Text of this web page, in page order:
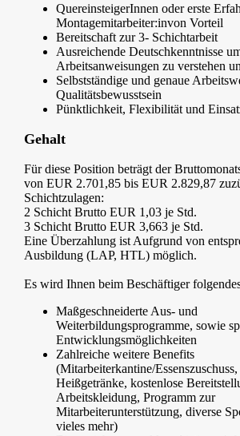
QuereinsteigerInnen oder erste
Montagemitarbeiter:invon Vorteil
Bereitschaft zur 3- Schichtarbeit
Ausreichende Deutschkenntnisse
Arbeitsanweisungen zu verstehen
Selbstständige und genaue
Qualitätsbewusstsein
Pünktlichkeit, Flexibilität und
Gehalt
Für diese Position beträgt der
von EUR 2.701,85 bis EUR 2.829,87
Schichtzulagen:
2 Schicht Brutto EUR 1,03 je Std.
3 Schicht Brutto EUR 3,663 je Std.
Eine Überzahlung ist Aufgrund von
Ausbildung (LAP, HTL) möglich.
Es wird Ihnen beim Beschäftiger
Maßgeschneiderte Aus- und
Weiterbildungsprogramme, sowie
Entwicklungsmöglichkeiten
Zahlreiche weitere Benefits
(Mitarbeiterkantine/
Heißgetränke, kostenlose
Arbeitskleidung, Programm zur
Mitarbeiterunterstützung, diverse
vieles mehr)